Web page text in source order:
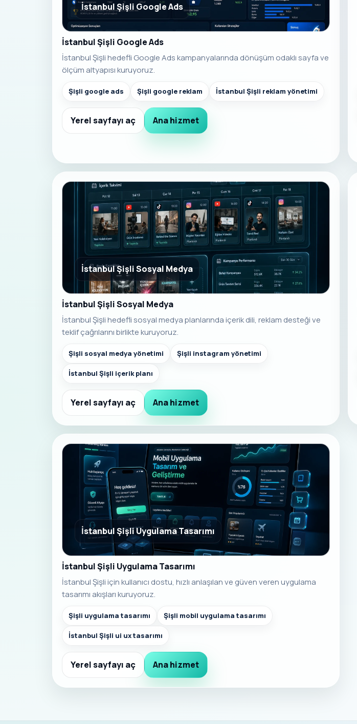
İstanbul Şişli Google Ads
İstanbul Şişli Google Ads
İstanbul Şişli hedefli Google Ads kampanyalarında dönüşüm odaklı sayfa ve
ölçüm altyapısı kuruyoruz.
Şişli google ads Şişli google reklam İstanbul Şişli reklam yönetimi
Yerel sayfayı aç Ana hizmet
İstanbul Şişli Sosyal Medya
İstanbul Şişli Sosyal Medya
İstanbul Şişli hedefli sosyal medya planlarında içerik dili, reklam desteği ve
teklif çağrılarını birlikte kuruyoruz.
Şişli sosyal medya yönetimi Şişli instagram yönetimi
İstanbul Şişli içerik planı
Yerel sayfayı aç Ana hizmet
İstanbul Şişli Uygulama Tasarımı
İstanbul Şişli Uygulama Tasarımı
İstanbul Şişli için kullanıcı dostu, hızlı anlaşılan ve güven veren uygulama
tasarımı akışları kuruyoruz.
Şişli uygulama tasarımı Şişli mobil uygulama tasarımı
İstanbul Şişli ui ux tasarımı
Yerel sayfayı aç Ana hizmet